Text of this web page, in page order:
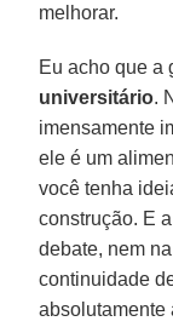
melhorar.
Eu acho que a
universitário.
imensamente
ele é um
você tenha
construção. E
debate, nem
continuidade